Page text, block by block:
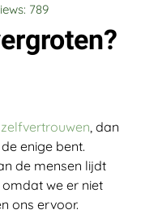
789
, dan
enige bent.
de mensen lijdt
we er niet
ons ervoor.